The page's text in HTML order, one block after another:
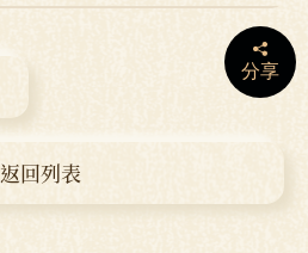
分享
返回列表